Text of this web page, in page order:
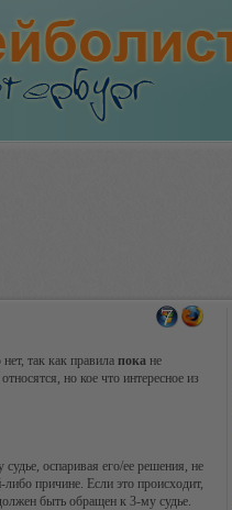
так как правила пока не
но кое что интересное из
оспаривая его/ее решения, не
причине. Если это происходит,
быть обращен к 3-му судье.